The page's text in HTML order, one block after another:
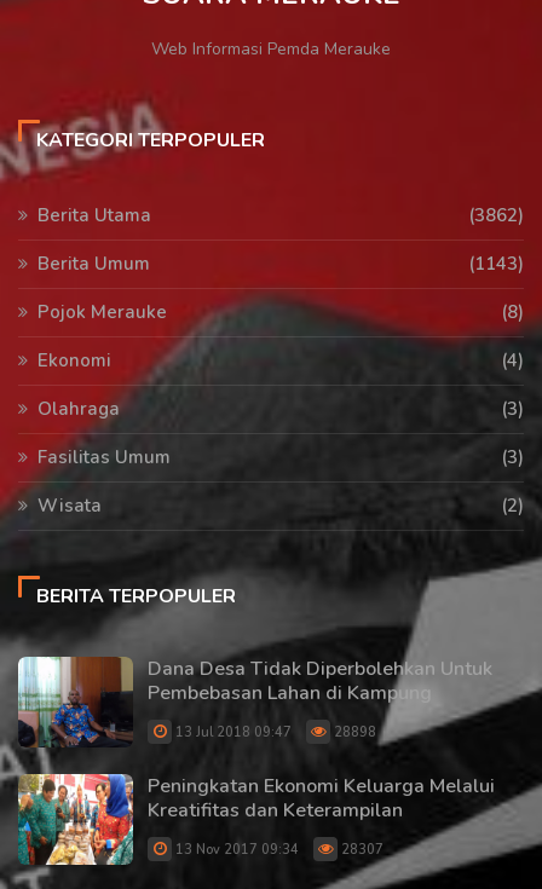
Web Informasi Pemda Merauke
KATEGORI TERPOPULER
Berita Utama
(3862)
Berita Umum
(1143)
Pojok Merauke
(8)
Ekonomi
(4)
Olahraga
(3)
Fasilitas Umum
(3)
Wisata
(2)
BERITA TERPOPULER
Dana Desa Tidak Diperbolehkan Untuk
Pembebasan Lahan di Kampung
13 Jul 2018 09:47 28898
Peningkatan Ekonomi Keluarga Melalui
Kreatifitas dan Keterampilan
13 Nov 2017 09:34 28307